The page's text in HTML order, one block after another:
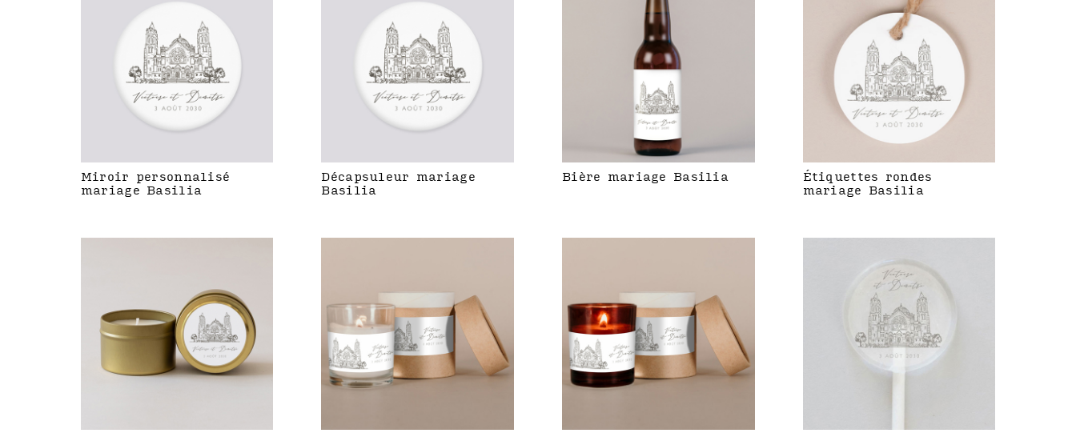
Miroir personnalisé
mariage Basilia
Décapsuleur mariage
Basilia
Bière mariage Basilia
Étiquettes rondes
mariage Basilia